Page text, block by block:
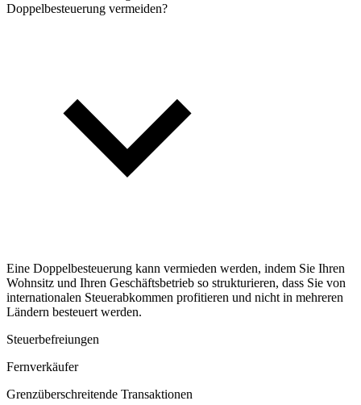
Doppelbesteuerung vermeiden?
Eine Doppelbesteuerung kann vermieden werden, indem Sie Ihren
Wohnsitz und Ihren Geschäftsbetrieb so strukturieren, dass Sie von
internationalen Steuerabkommen profitieren und nicht in mehreren
Ländern besteuert werden.
Steuerbefreiungen
Fernverkäufer
Grenzüberschreitende Transaktionen